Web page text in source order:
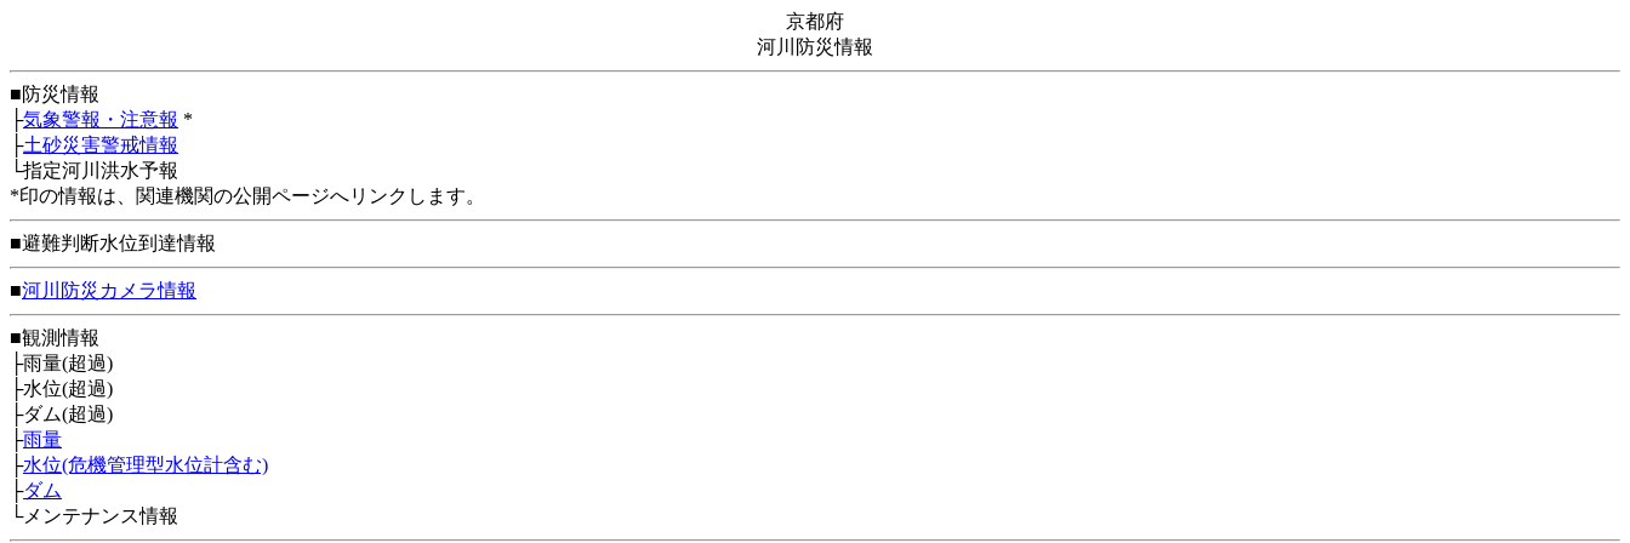
京都府
河川防災情報
■防災情報
├気象警報・注意報 *
├土砂災害警戒情報
└指定河川洪水予報
*印の情報は、関連機関の公開ページへリンクします。
■避難判断水位到達情報
■河川防災カメラ情報
■観測情報
├雨量(超過)
├水位(超過)
├ダム(超過)
├雨量
├水位(危機管理型水位計含む)
├ダム
└メンテナンス情報